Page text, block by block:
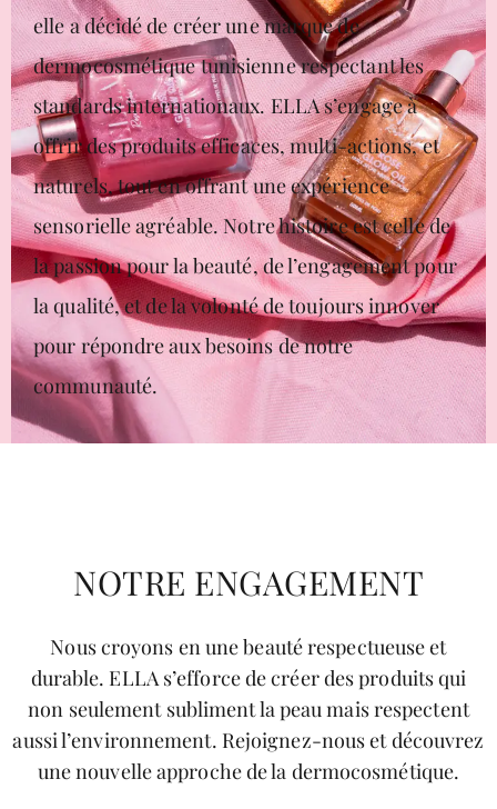
elle a décidé de créer une marque de
dermocosmétique tunisienne respectant les
standards internationaux. ELLA s’engage à
offrir des produits efficaces, multi-actions, et
naturels, tout en offrant une expérience
sensorielle agréable. Notre histoire est celle de
la passion pour la beauté, de l’engagement pour
la qualité, et de la volonté de toujours innover
pour répondre aux besoins de notre
communauté.
NOTRE ENGAGEMENT
Nous croyons en une beauté respectueuse et
durable. ELLAs’efforce de créer des produits qui
non seulement subliment la peau mais respectent
aussi l’environnement. Rejoignez-nous et découvrez
une nouvelle approche de la dermocosmétique.